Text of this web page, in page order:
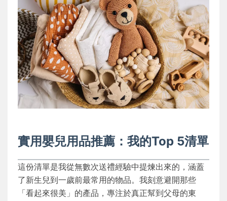
實用嬰兒用品推薦：我的Top 5清單
這份清單是我從無數次送禮經驗中提煉出來的，涵蓋
了新生兒到一歲前最常用的物品。我刻意避開那些
「看起來很美」的產品，專注於真正幫到父母的東